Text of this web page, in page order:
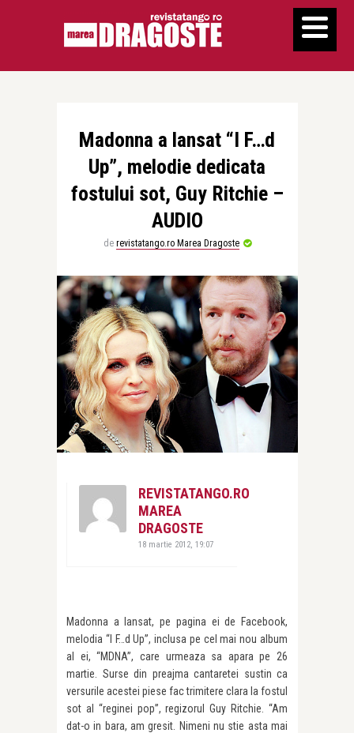
Madonna a lansat “I F…d
Up”, melodie dedicata
fostului sot, Guy Ritchie –
AUDIO
de revistatango.ro Marea Dragoste
REVISTATANGO.RO
MAREA
DRAGOSTE
18 martie 2012, 19:07
Madonna a lansat, pe pagina ei de Facebook,
melodia “I F…d Up”, inclusa pe cel mai nou album
al ei, “MDNA”, care urmeaza sa apara pe 26
martie. Surse din preajma cantaretei sustin ca
versurile acestei piese fac trimitere clara la fostul
sot al “reginei pop”, regizorul Guy Ritchie. “Am
dat-o in bara, am gresit. Nimeni nu stie asta mai